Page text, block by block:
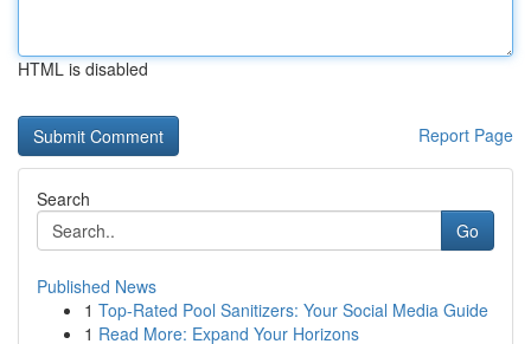
HTML is disabled
Report Page
Search
Go
Published News
1 Top-Rated Pool Sanitizers: Your Social Media Guide
1 Read More: Expand Your Horizons